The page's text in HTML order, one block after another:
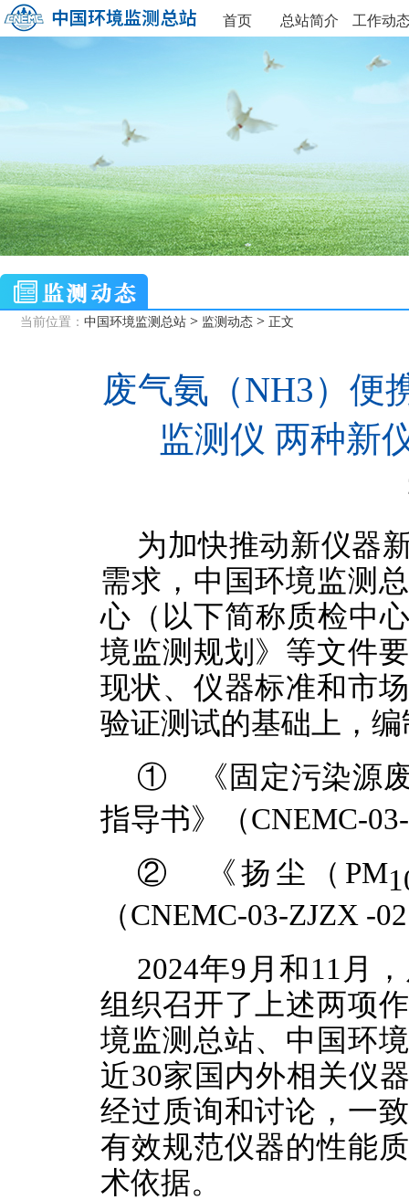
首页 总站简介 工作动
当前位置： 中国环境监测总站 > 监测动态 > 正文
废气氨（NH3）便
监测仪 两种新
为加快推动新仪器
需求， 中国环境监测
心（以下简称质检中
境监测规划 》等文件
现状、仪器标准和市
验证测试的基础上， 编
①
《 固定污染源
指导书》（CNEMC-
②
《扬尘（ PM
（CNEMC-03-ZJZX -0
2024年9 月 和11 月
组织召开了上述两项
境监测总站、中国环
近30家国内外相关仪
经过质询和讨论，一
有效规范仪器的性能
术依据。